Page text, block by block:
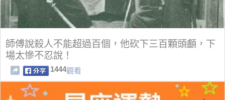
師傅說殺人不能超過百個，他砍下三百顆頭顱，下
場太慘不忍說！
1444觀看